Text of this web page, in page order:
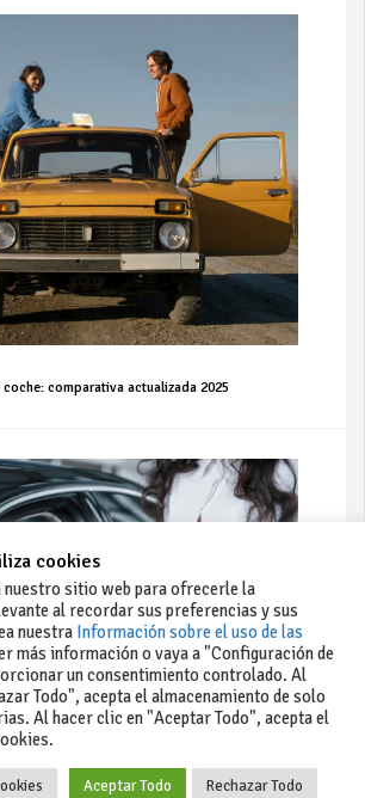
comparativa actualizada 2025
completa para comprar seguro
cookies
nuestro sitio web para ofrecerle la
al recordar sus preferencias y sus
nuestra Información sobre el uso de las
más información o vaya a "Configuración de
un consentimiento controlado. Al
Todo", acepta el almacenamiento de solo
Al hacer clic en "Aceptar Todo", acepta el
Aceptar Todo Rechazar Todo